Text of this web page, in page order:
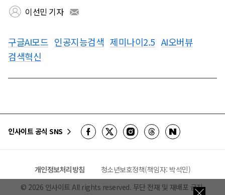
이선민 기자
구글AI모드 인공지능검색 제미나이2.5 AI오버뷰
검색혁신
인사이트 공식 SNS
개인정보처리방침
청소년보호정책(책임자: 박석민)
© 2026 인사이트 All rights reserved. 무단 전재 및 재배포 금지.